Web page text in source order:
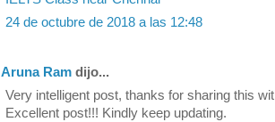
24 de octubre de 2018 a las 12:48
Aruna Ram dijo...
Very intelligent post, thanks for sharing this
Excellent post!!! Kindly keep updating.